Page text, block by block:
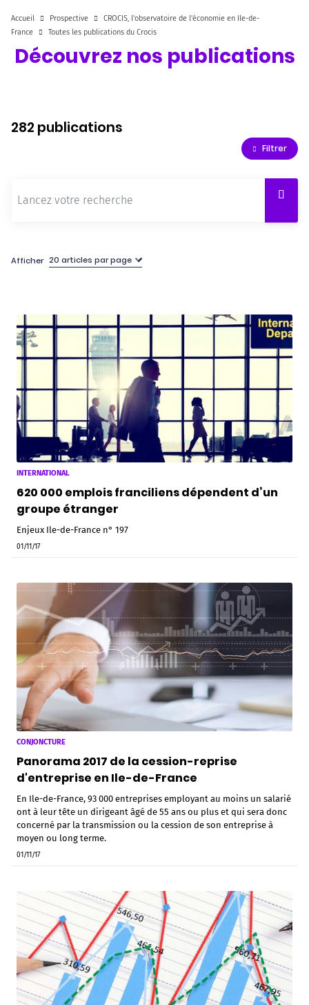
Accueil Prospective
CROCIS, l'observatoire de l'économie en Ile-de-
France
Toutes les publications du Crocis
Découvrez nos publications
282 publications
Filtrer
Afficher
INTERNATIONAL
620 000 emplois franciliens dépendent d’un
groupe étranger
Enjeux Ile-de-France n° 197
01/11/17
CONJONCTURE
Panorama 2017 de la cession-reprise
d'entreprise en Ile-de-France
En Ile-de-France, 93 000 entreprises employant au moins un salarié
ont à leur tête un dirigeant âgé de 55 ans ou plus et qui sera donc
concerné par la transmission ou la cession de son entreprise à
moyen ou long terme.
01/11/17